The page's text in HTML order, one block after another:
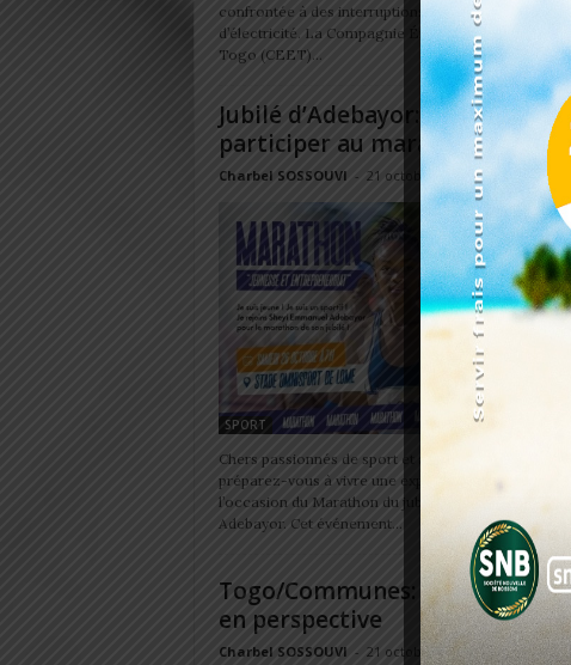
confrontée à des interruptions de la fourniture
d’électricité. La Compagnie Énergie Électrique du
Togo (CEET)...
Jubilé d’Adebayor: Comment
participer au marathon?
Charbel SOSSOUVI - 21 octobre 2024
SPORT
Chers passionnés de sport et amoureux du jogging,
préparez-vous à vivre une expérience inoubliable à
l’occasion du Marathon du jubilé d'Emmanuel
Adebayor. Cet événement...
Togo/Communes: Des élections
en perspective
Charbel SOSSOUVI - 21 octobre 2024 0